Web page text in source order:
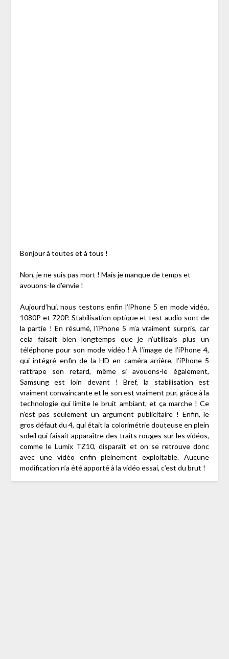
Bonjour à toutes et à tous !
Non, je ne suis pas mort ! Mais je manque de temps et
avouons-le d’envie !
Aujourd’hui, nous testons enfin l’iPhone 5 en mode vidéo,
1080P et 720P. Stabilisation optique et test audio sont de
la partie ! En résumé, l’iPhone 5 m’a vraiment surpris, car
cela faisait bien longtemps que je n’utilisais plus un
téléphone pour son mode vidéo ! À l’image de l’iPhone 4,
qui intégré enfin de la HD en caméra arrière, l’iPhone 5
rattrape son retard, même si avouons-le également,
Samsung est loin devant ! Bref, la stabilisation est
vraiment convaincante et le son est vraiment pur, grâce à la
technologie qui limite le bruit ambiant, et ça marche ! Ce
n’est pas seulement un argument publicitaire ! Enfin, le
gros défaut du 4, qui était la colorimétrie douteuse en plein
soleil qui faisait apparaître des traits rouges sur les vidéos,
comme le Lumix TZ10, disparaît et on se retrouve donc
avec une vidéo enfin pleinement exploitable. Aucune
modification n’a été apporté à la vidéo essai, c’est du brut !